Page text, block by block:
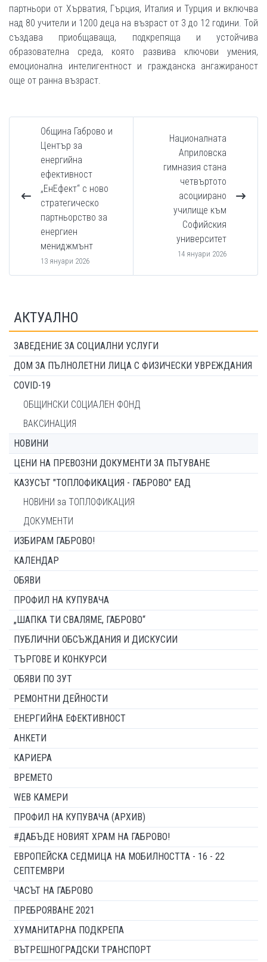
партньори от Хърватия, Гърция, Италия и Турция и включва
над 80 учители и 1200 деца на възраст от 3 до 12 години. Той
създава приобщаваща, подкрепяща и устойчива
образователна среда, която развива ключови умения,
емоционална интелигентност и гражданска ангажираност
още от ранна възраст.
Община Габрово и
Център за
енергийна
ефективност
„ЕнЕфект“ с ново
стратегическо
партньорство за
енергиен
мениджмънт
13 януари 2026
Националната
Априловска
гимназия стана
четвъртото
асоциирано
училище към
Софийския
университет
14 януари 2026
АКТУАЛНО
ЗАВЕДЕНИЕ ЗА СОЦИАЛНИ УСЛУГИ
ДОМ ЗА ПЪЛНОЛЕТНИ ЛИЦА С ФИЗИЧЕСКИ УВРЕЖДАНИЯ
COVID-19
ОБЩИНСКИ СОЦИАЛЕН ФОНД
ВАКСИНАЦИЯ
НОВИНИ
ЦЕНИ НА ПРЕВОЗНИ ДОКУМЕНТИ ЗА ПЪТУВАНЕ
КАЗУСЪТ "ТОПЛОФИКАЦИЯ - ГАБРОВО" ЕАД
НОВИНИ за ТОПЛОФИКАЦИЯ
ДОКУМЕНТИ
ИЗБИРАМ ГАБРОВО!
КАЛЕНДАР
ОБЯВИ
ПРОФИЛ НА КУПУВАЧА
„ШАПКА ТИ СВАЛЯМЕ, ГАБРОВО“
ПУБЛИЧНИ ОБСЪЖДАНИЯ И ДИСКУСИИ
ТЪРГОВЕ И КОНКУРСИ
ОБЯВИ ПО ЗУТ
РЕМОНТНИ ДЕЙНОСТИ
ЕНЕРГИЙНА ЕФЕКТИВНОСТ
АНКЕТИ
КАРИЕРА
ВРЕМЕТО
WEB КАМЕРИ
ПРОФИЛ НА КУПУВАЧА (АРХИВ)
#ДАБЪДЕ НОВИЯТ ХРАМ НА ГАБРОВО!
ЕВРОПЕЙСКА СЕДМИЦА НА МОБИЛНОСТТА - 16 - 22
СЕПТЕМВРИ
ЧАСЪТ НА ГАБРОВО
ПРЕБРОЯВАНЕ 2021
ХУМАНИТАРНА ПОДКРЕПА
ВЪТРЕШНОГРАДСКИ ТРАНСПОРТ